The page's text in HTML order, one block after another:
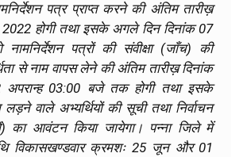
पत्र प्राप्त करने की अंतिम तारीख़
होगी तथा इसके अगले दिन दिनांक 07
पत्रों की संवीक्षा (जाँच) की
से नाम वापस लेने की अंतिम तारीख़ दिनांक
03:00 बजे तक होगी तथा इसके
लड़ने वाले अभ्यर्थियों की सूची तथा निर्वाचन
का आवंटन किया जायेगा। पन्ना जिले में
विकासखण्डवार क्रमशः 25 जून और 01